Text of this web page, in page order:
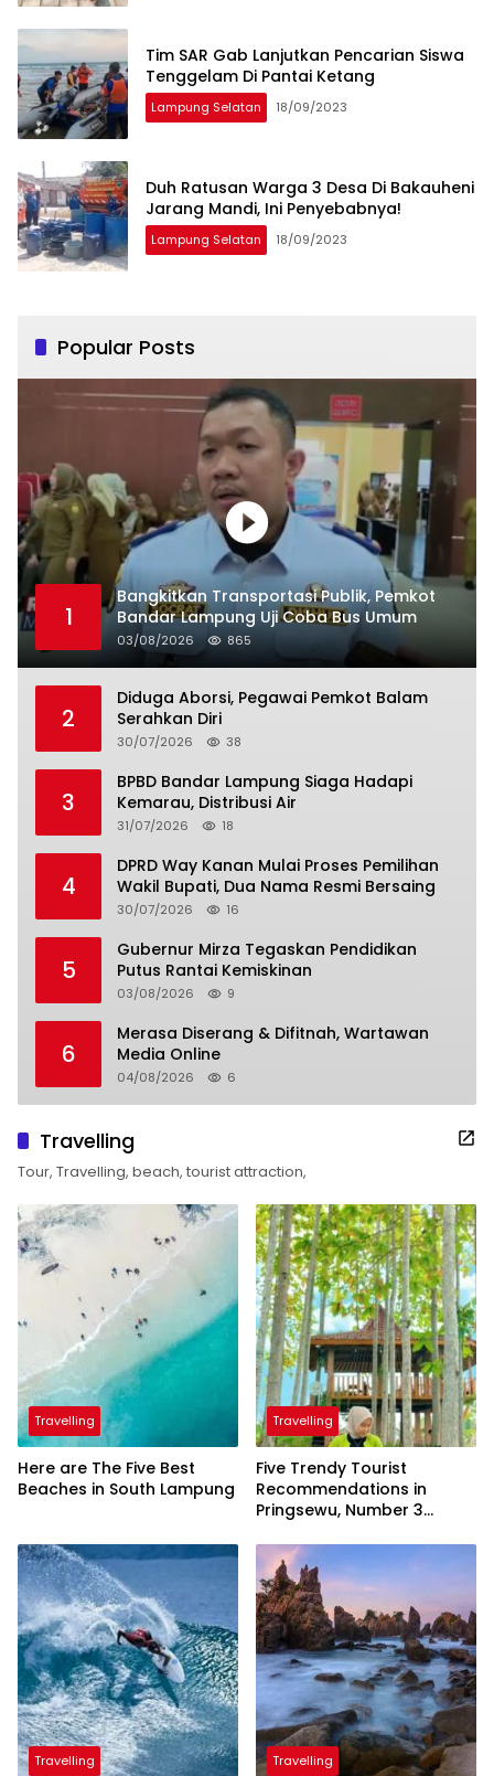
Tim SAR Gab Lanjutkan Pencarian Siswa
Tenggelam Di Pantai Ketang
Lampung Selatan 18/09/2023
Duh Ratusan Warga 3 Desa Di Bakauheni
Jarang Mandi, Ini Penyebabnya!
Lampung Selatan 18/09/2023
Popular Posts
1
Bangkitkan Transportasi Publik, Pemkot
Bandar Lampung Uji Coba Bus Umum
03/08/2026 865
2
Diduga Aborsi, Pegawai Pemkot Balam
Serahkan Diri
30/07/2026 38
3
BPBD Bandar Lampung Siaga Hadapi
Kemarau, Distribusi Air
31/07/2026 18
4
DPRD Way Kanan Mulai Proses Pemilihan
Wakil Bupati, Dua Nama Resmi Bersaing
30/07/2026 16
5
Gubernur Mirza Tegaskan Pendidikan
Putus Rantai Kemiskinan
03/08/2026 9
6
Merasa Diserang & Difitnah, Wartawan
Media Online
04/08/2026 6
Travelling
Tour, Travelling, beach, tourist attraction,
Travelling
Here are The Five Best
Beaches in South Lampung
Travelling
Five Trendy Tourist
Recommendations in
Pringsewu, Number 3
President
Travelling Travelling